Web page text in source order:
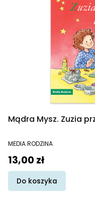
Mądra Mysz. Zuzia
PRODUCENT
MEDIA RODZINA
Cena
13,00 zł
Do koszyka